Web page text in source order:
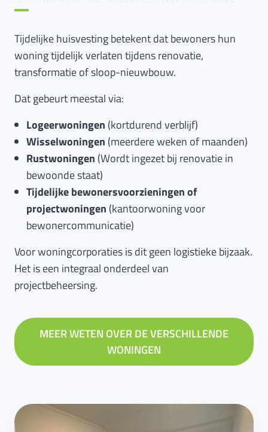
Tijdelijke huisvesting betekent dat bewoners hun
woning tijdelijk verlaten tijdens renovatie,
transformatie of sloop-nieuwbouw.
Dat gebeurt meestal via:
Logeerwoningen (kortdurend verblijf)
Wisselwoningen (meerdere weken of maanden)
Rustwoningen (Wordt ingezet bij renovatie in
bewoonde staat)
Tijdelijke bewonersvoorzieningen of
projectwoningen (kantoorwoning voor
bewonercommunicatie)
Voor woningcorporaties is dit geen logistieke bijzaak.
Het is een integraal onderdeel van
projectbeheersing.
MEER WETEN OVER DE VERSCHILLENDE
WONINGEN